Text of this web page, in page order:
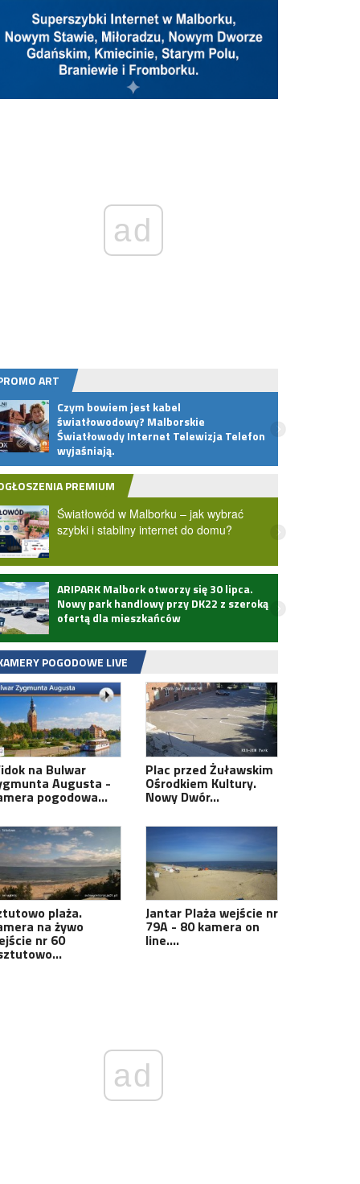
ad
ART
Czym bowiem jest kabel
światłowodowy? Malborskie
Światłowody Internet Telewizja Telefon
wyjaśniają.
PREMIUM
Światłowód w Malborku – jak wybrać
szybki i stabilny internet do domu?
ARIPARK Malbork otworzy się 30 lipca.
Nowy park handlowy przy DK22 z szeroką
ofertą dla mieszkańców
POGODOWE LIVE
na Bulwar
Augusta -
pogodowa…
Plac przed Żuławskim
Ośrodkiem Kultury.
Nowy Dwór…
plaża.
na żywo
nr 60
Jantar Plaża wejście nr
79A - 80 kamera on
line.…
ad